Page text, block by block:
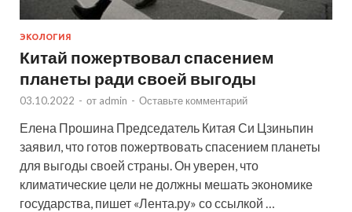
ЭКОЛОГИЯ
Китай пожертвовал спасением
планеты ради своей выгоды
03.10.2022 - от admin - Оставьте комментарий
Елена Прошина Председатель Китая Си Цзиньпин
заявил, что готов пожертвовать спасением планеты
для выгоды своей страны. Он уверен, что
климатические цели не должны мешать экономике
государства, пишет «Лента.ру» со ссылкой …